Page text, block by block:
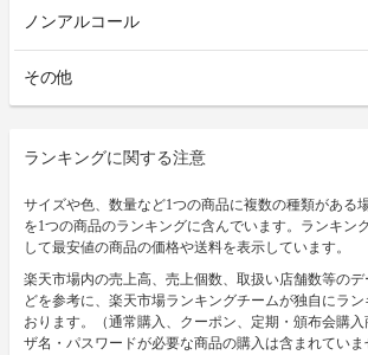
ノンアルコール
その他
ランキングに関する注意
サイズや色、数量など1つの商品に複数の種類がある
を1つの商品のランキングに含んでいます。ランキン
して最安値の商品の価格や送料を表示しています。
楽天市場内の売上高、売上個数、取扱い店舗数等の
どを参考に、楽天市場ランキングチームが独自にラ
おります。（通常購入、クーポン、定期・頒布会購
ザ名・パスワードが必要な商品の購入は含まれていま